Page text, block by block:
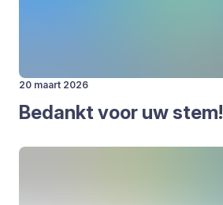
20 maart 2026
Bedankt voor uw stem!